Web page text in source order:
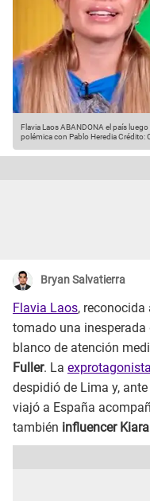
Flavia Laos ABANDONA el país
polémica con Pablo HerediaCrédito:
Bryan Salvatierra
Flavia Laos,
tomado una inesperada
blanco de atención
Fuller. La
despidió de Lima y,
viajó a España
también influencer